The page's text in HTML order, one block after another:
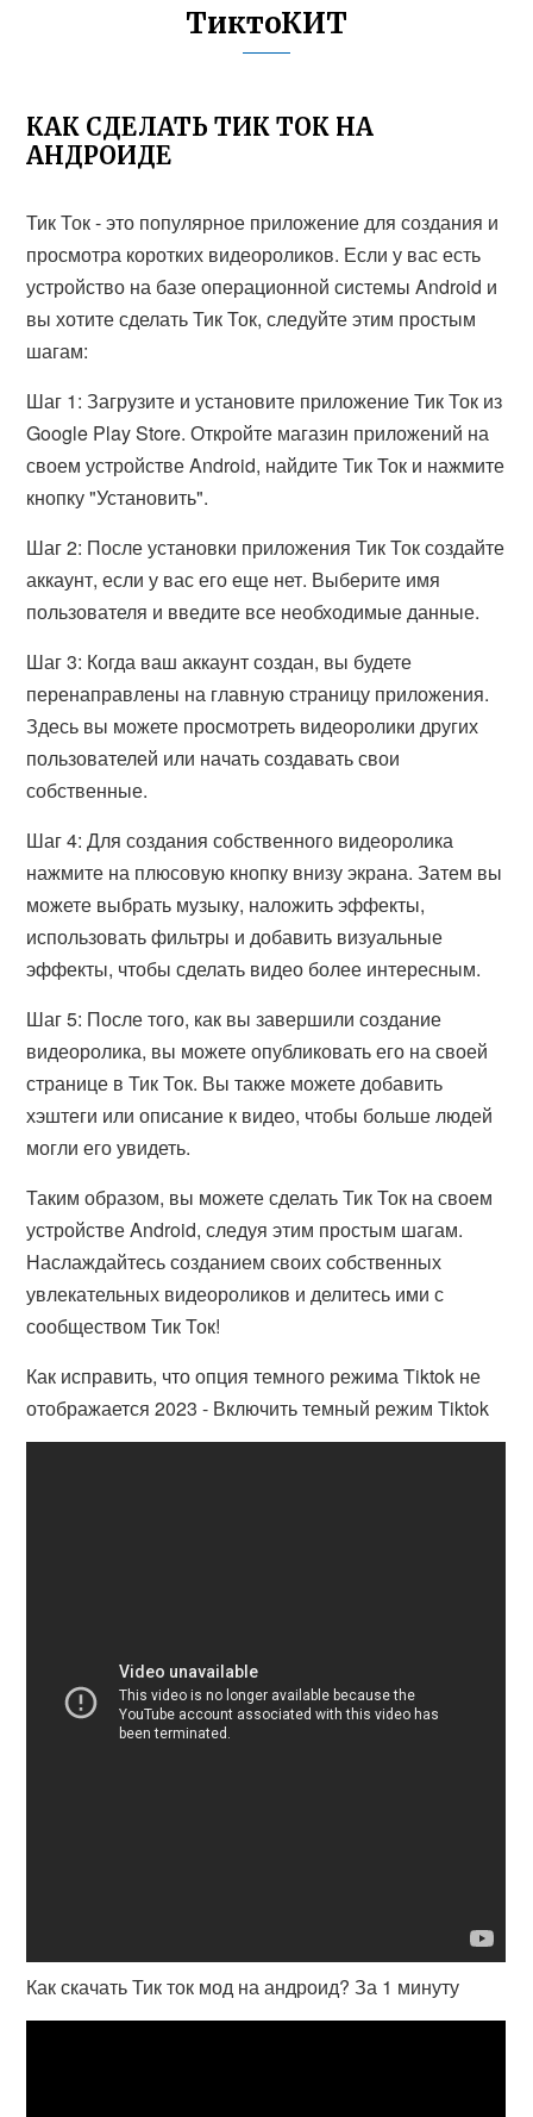
ТиктоКИТ
КАК СДЕЛАТЬ ТИК ТОК НА
АНДРОИДЕ
Тик Ток - это популярное приложение для создания и
просмотра коротких видеороликов. Если у вас есть
устройство на базе операционной системы Android и
вы хотите сделать Тик Ток, следуйте этим простым
шагам:
Шаг 1: Загрузите и установите приложение Тик Ток из
Google Play Store. Откройте магазин приложений на
своем устройстве Android, найдите Тик Ток и нажмите
кнопку "Установить".
Шаг 2: После установки приложения Тик Ток создайте
аккаунт, если у вас его еще нет. Выберите имя
пользователя и введите все необходимые данные.
Шаг 3: Когда ваш аккаунт создан, вы будете
перенаправлены на главную страницу приложения.
Здесь вы можете просмотреть видеоролики других
пользователей или начать создавать свои
собственные.
Шаг 4: Для создания собственного видеоролика
нажмите на плюсовую кнопку внизу экрана. Затем вы
можете выбрать музыку, наложить эффекты,
использовать фильтры и добавить визуальные
эффекты, чтобы сделать видео более интересным.
Шаг 5: После того, как вы завершили создание
видеоролика, вы можете опубликовать его на своей
странице в Тик Ток. Вы также можете добавить
хэштеги или описание к видео, чтобы больше людей
могли его увидеть.
Таким образом, вы можете сделать Тик Ток на своем
устройстве Android, следуя этим простым шагам.
Наслаждайтесь созданием своих собственных
увлекательных видеороликов и делитесь ими с
сообществом Тик Ток!
Как исправить, что опция темного режима Tiktok не
отображается 2023 - Включить темный режим Tiktok
Как скачать Тик ток мод на андроид? За 1 минуту